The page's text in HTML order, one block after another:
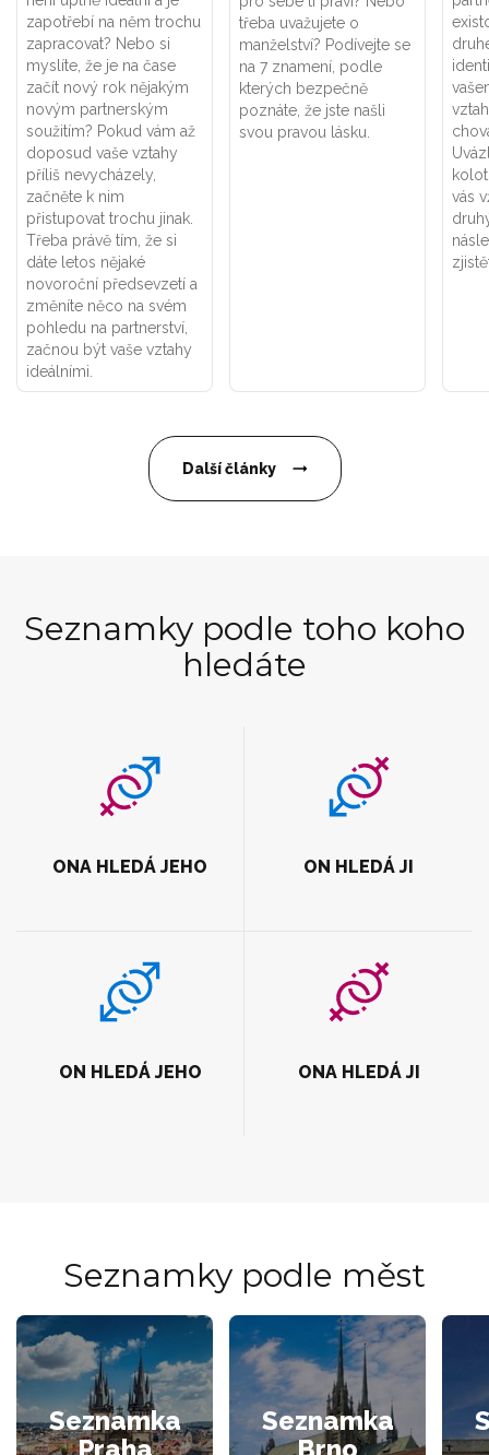
zapotřebí na něm trochu
zapracovat? Nebo si
myslíte, že je na čase
začít nový rok nějakým
novým partnerským
soužitím? Pokud vám až
doposud vaše vztahy
příliš nevycházely,
začněte k nim
přistupovat trochu jinak.
Třeba právě tím, že si
dáte letos nějaké
novoroční předsevzetí a
změníte něco na svém
pohledu na partnerství,
začnou být vaše vztahy
ideálními.
třeba uvažujete o
manželství? Podívejte se
na 7 znamení, podle
kterých bezpečně
poznáte, že jste našli
svou pravou lásku.
vás
Další články
Seznamky podle toho koho
hledáte
ONA HLEDÁ JEHO ON HLEDÁ JI
ON HLEDÁ JEHO ONA HLEDÁ JI
Seznamky podle měst
Seznamka
Seznamka